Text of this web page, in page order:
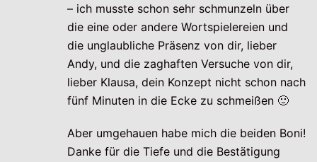
– ich musste schon sehr schmunzeln über
die eine oder andere Wortspielereien und
die unglaubliche Präsenz von dir, lieber
Andy, und die zaghaften Versuche von dir,
lieber Klausa, dein Konzept nicht schon nach
fünf Minuten in die Ecke zu schmeißen 🙂
Aber umgehauen habe mich die beiden Boni!
Danke für die Tiefe und die Bestätigung